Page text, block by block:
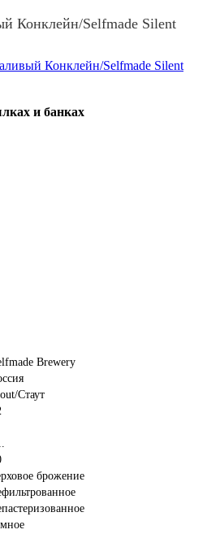
Конклейн/Selfmade Silent
и банках
Brewery
Стаут
брожение